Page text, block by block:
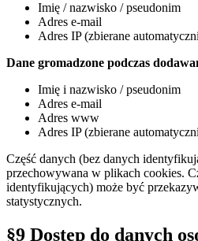
Imię / nazwisko / pseudonim
Adres e-mail
Adres IP (zbierane
Dane gromadzone podczas
Imię i nazwisko / pseudonim
Adres e-mail
Adres www
Adres IP (zbierane
Część danych (bez danych
przechowywana w plikach cookies.
identyfikujących) może być
statystycznych.
§9 Dostęp do danych